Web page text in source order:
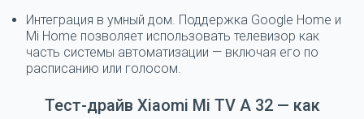
Интеграция в умный дом. Поддержка Google Home и
Mi Home позволяет использовать телевизор как
часть системы автоматизации — включая его по
расписанию или голосом.
Тест-драйв Xiaomi Mi TV A 32 — как